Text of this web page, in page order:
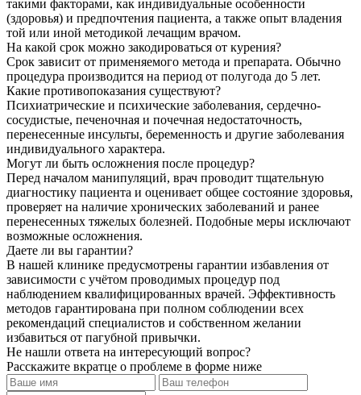
такими факторами, как индивидуальные особенности
(здоровья) и предпочтения пациента, а также опыт владения
той или иной методикой лечащим врачом.
На какой срок можно закодироваться от курения?
Срок зависит от применяемого метода и препарата. Обычно
процедура производится на период от полугода до 5 лет.
Какие противопоказания существуют?
Психиатрические и психические заболевания, сердечно-
сосудистые, печеночная и почечная недостаточность,
перенесенные инсульты, беременность и другие заболевания
индивидуального характера.
Могут ли быть осложнения после процедур?
Перед началом манипуляций, врач проводит тщательную
диагностику пациента и оценивает общее состояние здоровья,
проверяет на наличие хронических заболеваний и ранее
перенесенных тяжелых болезней. Подобные меры исключают
возможные осложнения.
Даете ли вы гарантии?
В нашей клинике предусмотрены гарантии избавления от
зависимости с учётом проводимых процедур под
наблюдением квалифицированных врачей. Эффективность
методов гарантирована при полном соблюдении всех
рекомендаций специалистов и собственном желании
избавиться от пагубной привычки.
Не нашли ответа на интересующий вопрос?
Расскажите вкратце о проблеме в форме ниже